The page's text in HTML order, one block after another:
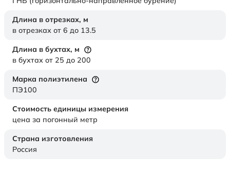
Длина в отрезках, м
в отрезках от 6 до 13.5
Длина в бухтах, м
в бухтах от 25 до 200
Марка полиэтилена
ПЭ100
Стоимость единицы измерения
цена за погонный метр
Страна изготовления
Россия